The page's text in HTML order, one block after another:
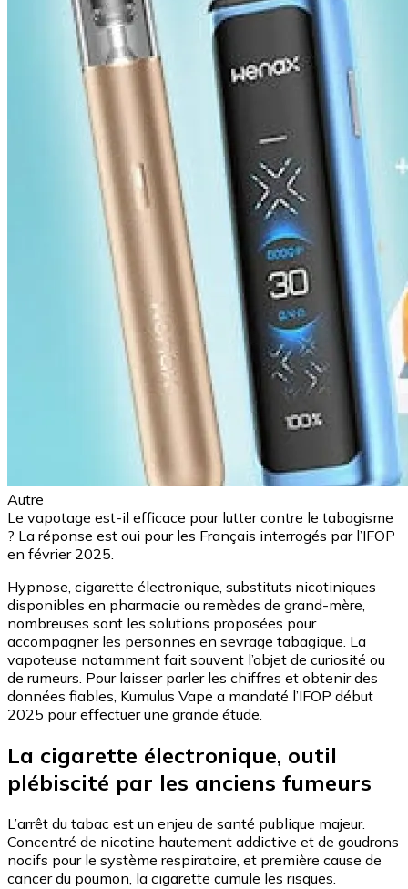
Autre
Le vapotage est-il efficace pour lutter contre le tabagisme
? La réponse est oui pour les Français interrogés par l’IFOP
en février 2025.
Hypnose, cigarette électronique, substituts nicotiniques
disponibles en pharmacie ou remèdes de grand-mère,
nombreuses sont les solutions proposées pour
accompagner les personnes en sevrage tabagique. La
vapoteuse notamment fait souvent l’objet de curiosité ou
de rumeurs. Pour laisser parler les chiffres et obtenir des
données fiables, Kumulus Vape a mandaté l’IFOP début
2025 pour effectuer une grande étude.
La cigarette électronique, outil
plébiscité par les anciens fumeurs
L’arrêt du tabac est un enjeu de santé publique majeur.
Concentré de nicotine hautement addictive et de goudrons
nocifs pour le système respiratoire, et première cause de
cancer du poumon, la cigarette cumule les risques.